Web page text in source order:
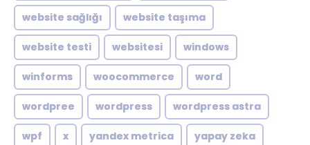
website sağlığı website taşıma
website testi websitesi windows
winforms woocommerce word
wordpree wordpress wordpress astra
wpf x yandex metrica yapay zeka